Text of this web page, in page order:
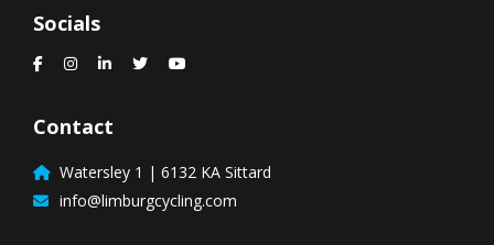
Socials
Contact
Watersley 1 | 6132 KA Sittard
info@limburgcycling.com